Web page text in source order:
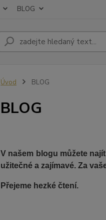
BLOG
Úvod BLOG
BLOG
V našem blogu můžete
užitečné a zajímavé. Za
Přejeme hezké čtení.